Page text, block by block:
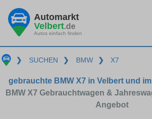
Automarkt
Velbert.de
Autos einfach finden
❯ SUCHEN ❯ BMW ❯ X7
gebrauchte BMW X7 in Velbert und
BMW X7 Gebrauchtwagen &
Angebot